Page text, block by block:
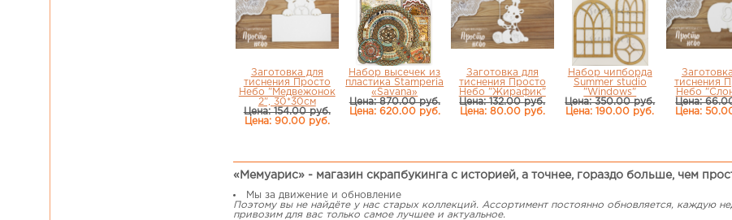
Заготовка для
тиснения Просто
Небо "Медвежонок
2", 30*30см
Цена: 154.00 руб.
Цена: 90.00 руб.
Набор высечек из
пластика Stamperia
«Savana»
Цена: 870.00 руб.
Цена: 620.00 руб.
Заготовка для
тиснения Просто
Небо "Жирафик"
Цена: 132.00 руб.
Цена: 80.00 руб.
Набор чипборда
Summer studio
"Windows"
Цена: 350.00 руб.
Цена: 190.00 руб.
тиснения
Небо
Цена:
Цена:
«Мемуарис» - магазин скрапбукинга с историей, а точнее, гораздо больше, чем
Мы за движение и обновление
Поэтому вы не найдёте у нас старых коллекций. Ассортимент постоянно обновляется, каждую
привозим для вас только самое лучшее и актуальное.